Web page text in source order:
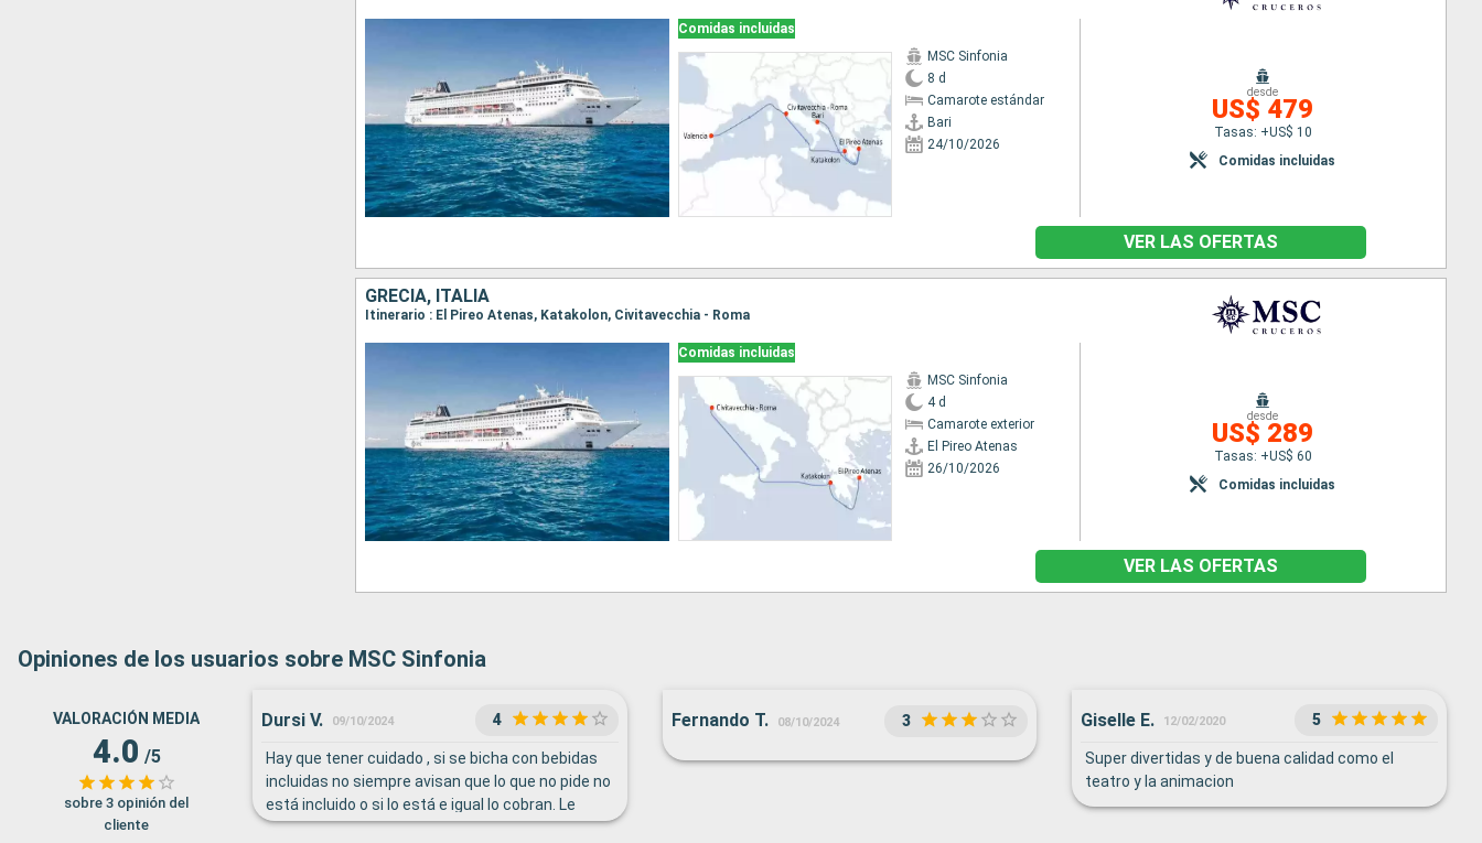
Comidas incluidas
MSC Sinfonia
8 d
Camarote estándar
Bari
24/10/2026
desde
US$ 479
Tasas: +US$ 10
Comidas incluidas
VER LAS OFERTAS
GRECIA, ITALIA
Itinerario : El Pireo Atenas, Katakolon, Civitavecchia - Roma
Comidas incluidas
MSC Sinfonia
4 d
Camarote exterior
El Pireo Atenas
26/10/2026
desde
US$ 289
Tasas: +US$ 60
Comidas incluidas
VER LAS OFERTAS
Opiniones de los usuarios sobre MSC Sinfonia
VALORACIÓN MEDIA
4.0 /5
sobre 3 opinión del
cliente
Dursi V. 09/10/2024 4
Hay que tener cuidado , si se bicha con bebidas
incluidas no siempre avisan que lo que no pide no
está incluido o si lo está e igual lo cobran. Le
paso a mi hija el el bar Mare.Una lástima A favor
Fernando T. 08/10/2024 3 Giselle E. 12/02/2020 5
Super divertidas y de buena calidad como el
teatro y la animacion